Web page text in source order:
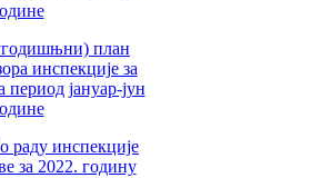
план
инспекције за
период јануар-јун
раду инспекције
за 2022. годину